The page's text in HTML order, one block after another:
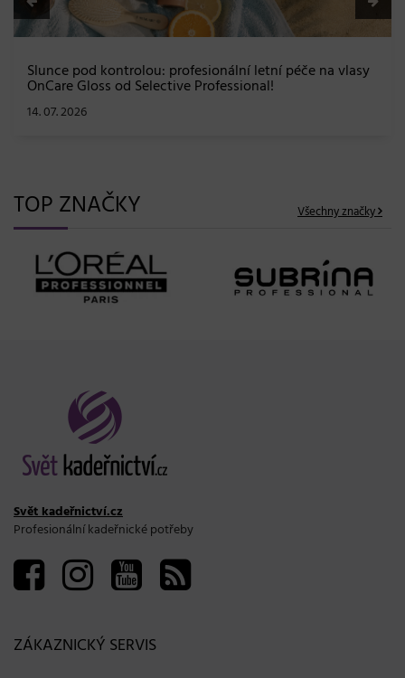
letní péče na vlasy
TOP ZNAČKY Všechny značky
Svět kadeřnictví.cz
Profesionální kadeřnické potřeby
ZÁKAZNICKÝ SERVIS